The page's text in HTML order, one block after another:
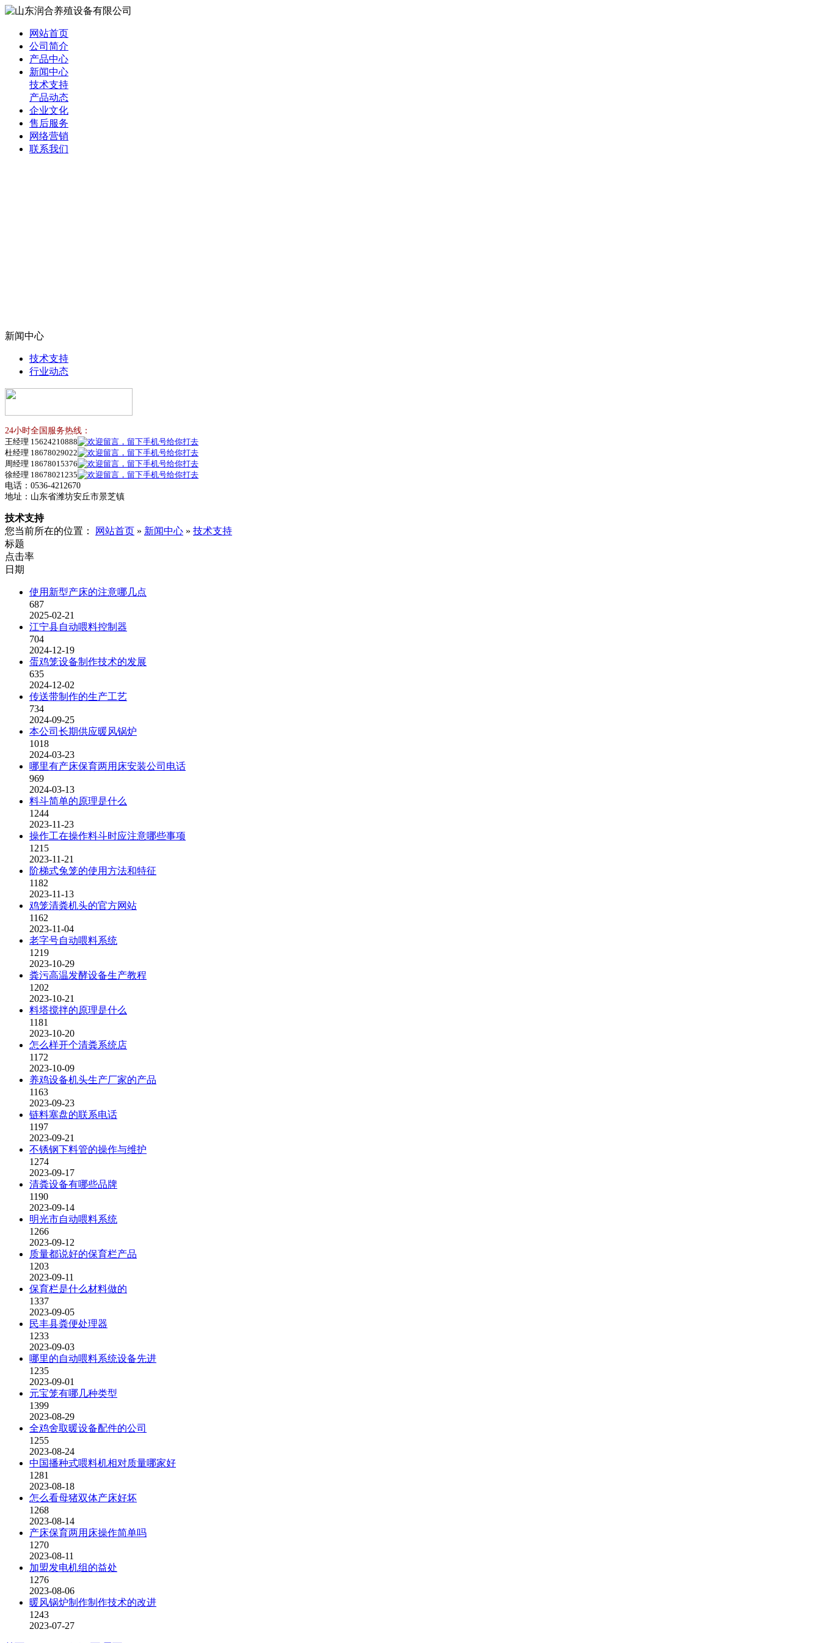
网站首页
公司简介
产品中心
新闻中心
技术支持
产品动态
企业文化
售后服务
网络营销
联系我们
新闻中心
技术支持
行业动态
24小时全国服务热线：
王经理 15624210888
杜经理 18678029022
周经理 18678015376
徐经理 18678021235
电话：0536-4212670
地址：山东省潍坊安丘市景芝镇
技术支持
您当前所在的位置：
网站首页 » 新闻中心 » 技术支持
标题
点击率
日期
使用新型产床的注意哪几点
687
2025-02-21
江宁县自动喂料控制器
704
2024-12-19
蛋鸡笼设备制作技术的发展
635
2024-12-02
传送带制作的生产工艺
734
2024-09-25
本公司长期供应暖风锅炉
1018
2024-03-23
哪里有产床保育两用床安装公司电话
969
2024-03-13
料斗简单的原理是什么
1244
2023-11-23
操作工在操作料斗时应注意哪些事项
1215
2023-11-21
阶梯式兔笼的使用方法和特征
1182
2023-11-13
鸡笼清粪机头的官方网站
1162
2023-11-04
老字号自动喂料系统
1219
2023-10-29
粪污高温发酵设备生产教程
1202
2023-10-21
料塔搅拌的原理是什么
1181
2023-10-20
怎么样开个清粪系统店
1172
2023-10-09
养鸡设备机头生产厂家的产品
1163
2023-09-23
链料塞盘的联系电话
1197
2023-09-21
不锈钢下料管的操作与维护
1274
2023-09-17
清粪设备有哪些品牌
1190
2023-09-14
明光市自动喂料系统
1266
2023-09-12
质量都说好的保育栏产品
1203
2023-09-11
保育栏是什么材料做的
1337
2023-09-05
民丰县粪便处理器
1233
2023-09-03
哪里的自动喂料系统设备先进
1235
2023-09-01
元宝笼有哪几种类型
1399
2023-08-29
全鸡舍取暖设备配件的公司
1255
2023-08-24
中国播种式喂料机相对质量哪家好
1281
2023-08-18
怎么看母猪双体产床好坏
1268
2023-08-14
产床保育两用床操作简单吗
1270
2023-08-11
加盟发电机组的益处
1276
2023-08-06
暖风锅炉制作制作技术的改进
1243
2023-07-27